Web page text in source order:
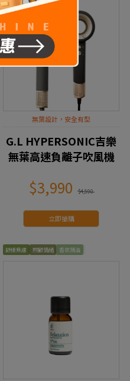
無葉設計，安全有型
G.L HYPERSONIC吉樂
無葉高速負離子吹風機
$3,990 $4,590
立即搶購
舒緩焦慮 照顧情緒 香氛精油